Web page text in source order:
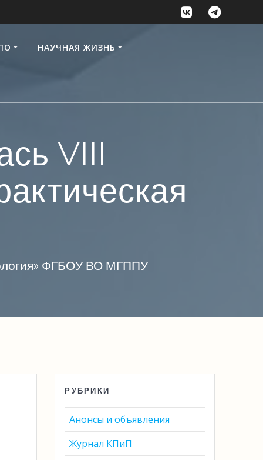
НАУЧНАЯ ЖИЗНЬ
VIII
ФГБОУ ВО МГППУ
РУБРИКИ
Анонсы и объявления
Журнал КПиП